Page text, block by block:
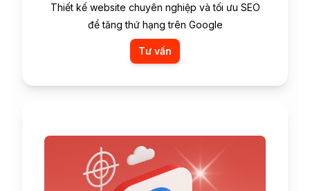
Thiết kế website chuyên nghiệp và tối ưu SEO
để tăng thứ hạng trên Google
Tư vấn